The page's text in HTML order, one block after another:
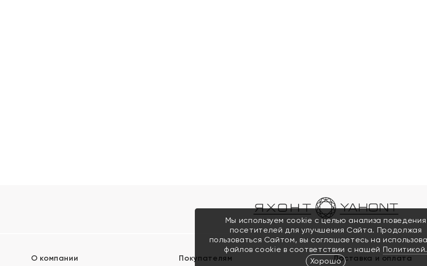
О компании Покупателям Доставка и оплата
Мы используем cookie с целью анализа поведения
посетителей для улучшения Сайта. Продолжая
пользоваться Сайтом, вы соглашаетесь на
файлов cookie в соответствии с нашей Политикой.
Хорошо